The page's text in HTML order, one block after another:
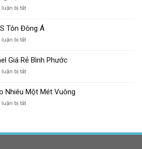
Mỏng
Giá
Bao
Nhiêu
bị tắtở
Tôn
Chống
Dột
Mùa
Ở
Tôn Đông Á
bị tắtở
Panel
EPS
Tôn
Á
Giá Rẻ Bình Phước
bị tắtở
Máy
Panel
Giá
Nhiêu Một Mét Vuông
bị tắtở
Nhiêu